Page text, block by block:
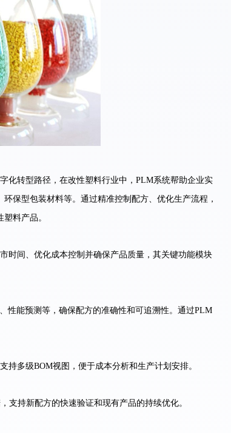
化转型路径，在改性塑料行业中，PLM系统帮助企业实
保型包装材料等。通过精准控制配方、优化生产流程，
料产品。
时间、优化成本控制并确保产品质量，其关键功能模块
性能预测等，确保配方的准确性和可追溯性。通过PLM
持多级BOM视图，便于成本分析和生产计划安排。
支持新配方的快速验证和现有产品的持续优化。